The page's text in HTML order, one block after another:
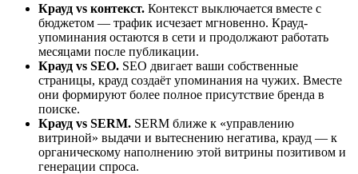
Крауд vs контекст. Контекст выключается вместе с
бюджетом — трафик исчезает мгновенно. Крауд-
упоминания остаются в сети и продолжают работать
месяцами после публикации.
Крауд vs SEO. SEO двигает ваши собственные
страницы, крауд создаёт упоминания на чужих. Вместе
они формируют более полное присутствие бренда в
поиске.
Крауд vs SERM. SERM ближе к «управлению
витриной» выдачи и вытеснению негатива, крауд — к
органическому наполнению этой витрины позитивом и
генерации спроса.